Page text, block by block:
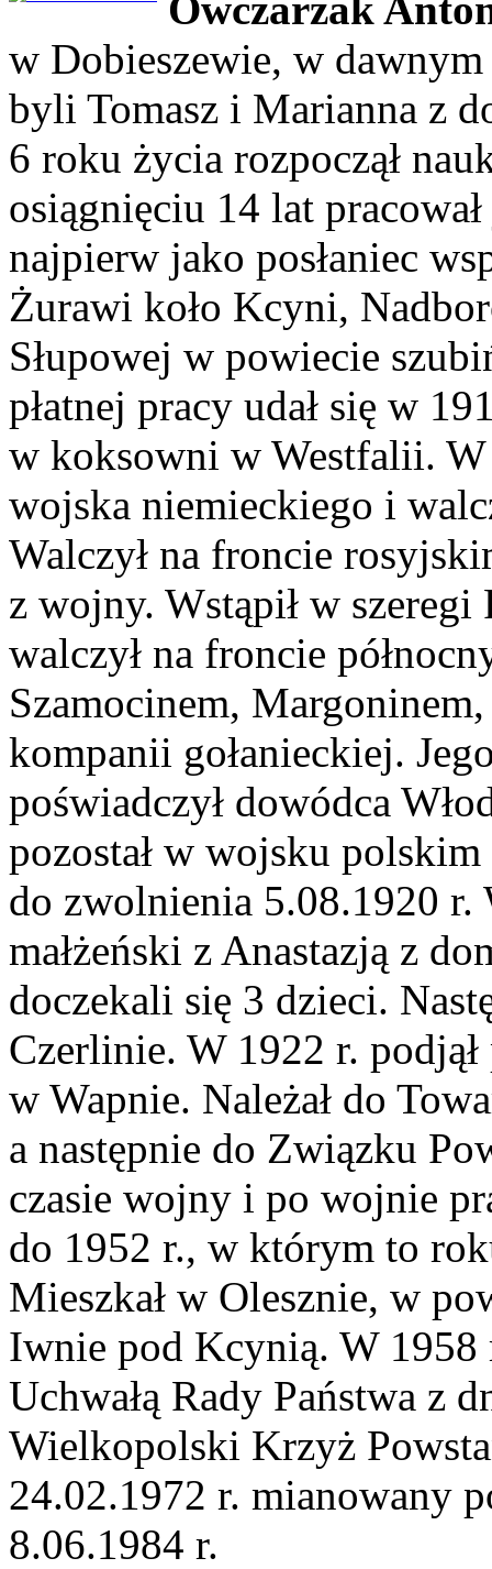
w Dobieszewie, w
byli Tomasz i Marianna z
6 roku życia rozpoczął
osiągnięciu 14 lat
najpierw jako posłaniec
Żurawi koło Kcyni,
Słupowej w powiecie
płatnej pracy udał się w
w koksowni w Westfalii. W
wojska niemieckiego i
Walczył na froncie
z wojny. Wstąpił w
walczył na froncie
Szamocinem,
kompanii gołanieckiej.
poświadczył dowódca
pozostał w wojsku
do zwolnienia 5.08.1920 r.
małżeński z Anastazją z
doczekali się 3 dzieci.
Czerlinie. W 1922 r.
w Wapnie. Należał do
a następnie do Związku
czasie wojny i po wojnie
do 1952 r., w którym to
Mieszkał w Olesznie, w
Iwnie pod Kcynią. W 1958
Uchwałą Rady Państwa z
Wielkopolski Krzyż
24.02.1972 r. mianowany
8.06.1984 r.